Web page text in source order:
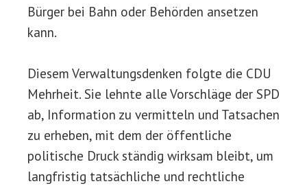
Bürger bei Bahn oder Behörden ansetzen
kann.
Diesem Verwaltungsdenken folgte die CDU
Mehrheit. Sie lehnte alle Vorschläge der SPD
ab, Information zu vermitteln und Tatsachen
zu erheben, mit dem der öffentliche
politische Druck ständig wirksam bleibt, um
langfristig tatsächliche und rechtliche